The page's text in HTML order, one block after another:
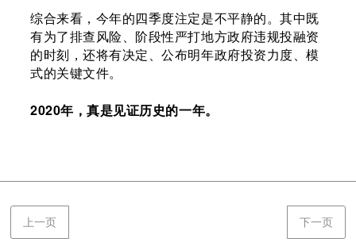
综合来看，今年的四季度注定是不平静的。其中既
有为了排查风险、阶段性严打地方政府违规投融资
的时刻，还将有决定、公布明年政府投资力度、模
式的关键文件。
2020年，真是见证历史的一年。
上一页 下一页